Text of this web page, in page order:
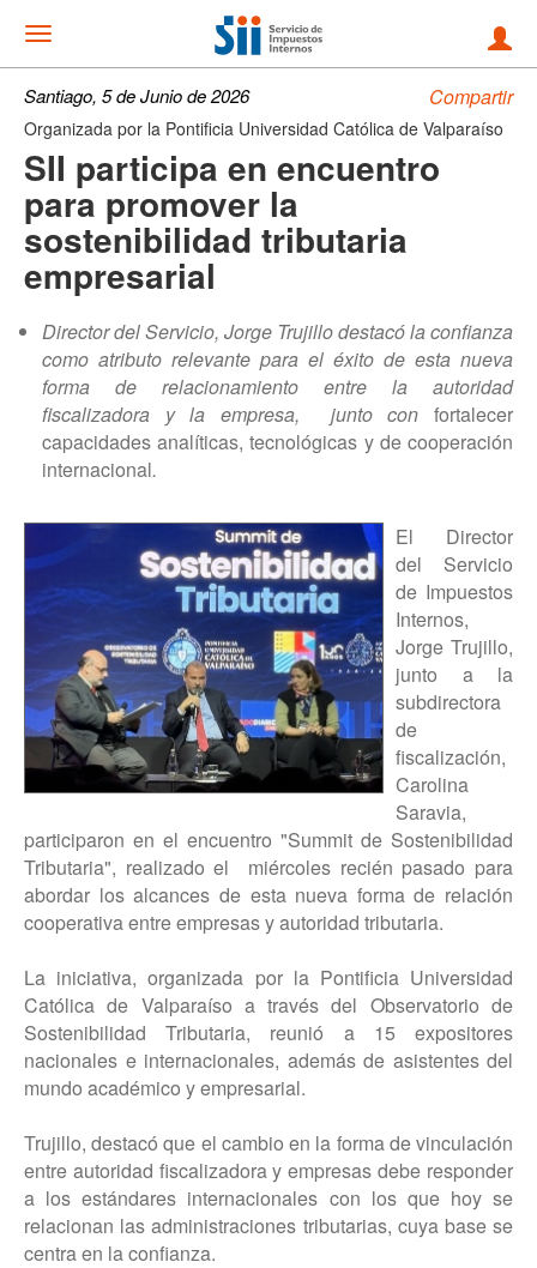
Noticias
Compartir
Santiago, 5 de Junio de 2026
Organizada por la Pontificia Universidad Católica de Valparaíso
SII participa en encuentro
para promover la
sostenibilidad tributaria
empresarial
Director del Servicio, Jorge Trujillo destacó la confianza
como atributo relevante para el éxito de esta nueva
forma de relacionamiento entre la autoridad
fiscalizadora y la empresa, junto con fortalecer
capacidades analíticas, tecnológicas y de cooperación
internacional.
El Director
del Servicio
de Impuestos
Internos,
Jorge Trujillo,
junto a la
subdirectora
de
fiscalización,
Carolina
Saravia,
participaron en el encuentro "Summit de Sostenibilidad
Tributaria", realizado el miércoles recién pasado para
abordar los alcances de esta nueva forma de relación
cooperativa entre empresas y autoridad tributaria.
La iniciativa, organizada por la Pontificia Universidad
Católica de Valparaíso a través del Observatorio de
Sostenibilidad Tributaria, reunió a 15 expositores
nacionales e internacionales, además de asistentes del
mundo académico y empresarial.
Trujillo, destacó que el cambio en la forma de vinculación
entre autoridad fiscalizadora y empresas debe responder
a los estándares internacionales con los que hoy se
relacionan las administraciones tributarias, cuya base se
centra en la confianza.
Mostrar
menu